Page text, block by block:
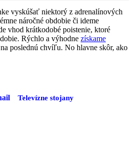
vyskúšať niektorý z adrenalínových
náročné obdobie či ideme
vhod krátkodobé poistenie, ktoré
Rýchlo a výhodne získame
poslednú chvíľu. No hlavne skôr, ako
Televízne stojany